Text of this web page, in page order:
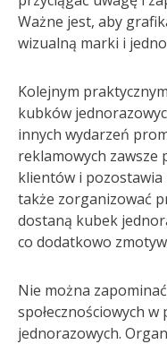
Ważne jest, aby
wizualną marki i
Kolejnym
kubków
innych wydarzeń
reklamowych zawsze
klientów i
także zorganizować
dostaną kubek
co dodatkowo
Nie można
społecznościowych
jednorazowych.